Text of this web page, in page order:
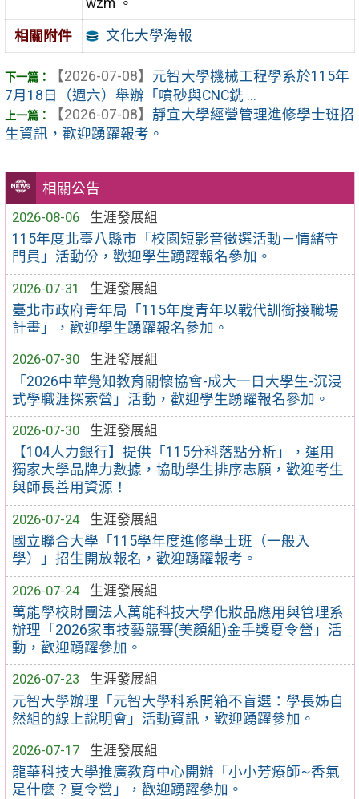
相關公告
2026-08-06
生涯發展組
115年度北臺八縣市「校園短影音徵選活動－情緒守
門員」活動份，歡迎學生踴躍報名參加。
2026-07-31
生涯發展組
臺北市政府青年局「115年度青年以戰代訓銜接職場
計畫」，歡迎學生踴躍報名參加。
2026-07-30
生涯發展組
「2026中華覺知教育關懷協會-成大一日大學生-沉浸
式學職涯探索營」活動，歡迎學生踴躍報名參加。
2026-07-30
生涯發展組
【104人力銀行】提供「115分科落點分析」，運用
獨家大學品牌力數據，協助學生排序志願，歡迎考生
與師長善用資源！
2026-07-24
生涯發展組
國立聯合大學「115學年度進修學士班（一般入
學）」招生開放報名，歡迎踴躍報考。
2026-07-24
生涯發展組
萬能學校財團法人萬能科技大學化妝品應用與管理系
辦理「2026家事技藝競賽(美顏組)金手獎夏令營」活
動，歡迎踴躍參加。
2026-07-23
生涯發展組
元智大學辦理「元智大學科系開箱不盲選：學長姊自
然組的線上說明會」活動資訊，歡迎踴躍參加。
2026-07-17
生涯發展組
龍華科技大學推廣教育中心開辦「小小芳療師~香氣
是什麼？夏令營」，歡迎踴躍參加。
相關附件 文化大學海報
【2026-07-08】 元智大學機械工程學系於115年
7月18日（週六）舉辦「噴砂與CNC銑 ...
【2026-07-08】 靜宜大學經營管理進修學士班招
生資訊，歡迎踴躍報考。